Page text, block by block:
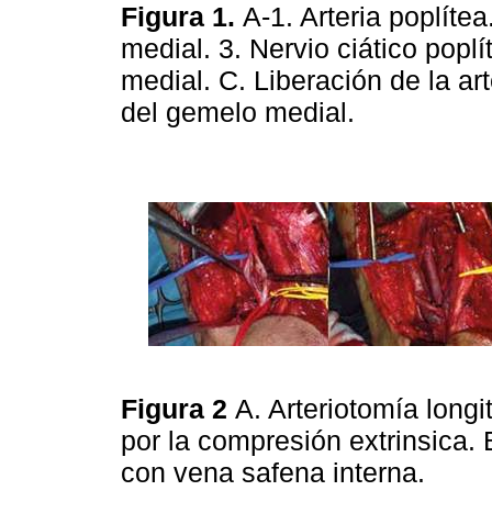
Figura 1. A-1. Arteria
medial. 3. Nervio ciático
medial. C. Liberación de la
del gemelo medial.
Figura 2 A. Arteriotomía
por la compresión extrinsica.
con vena safena interna.